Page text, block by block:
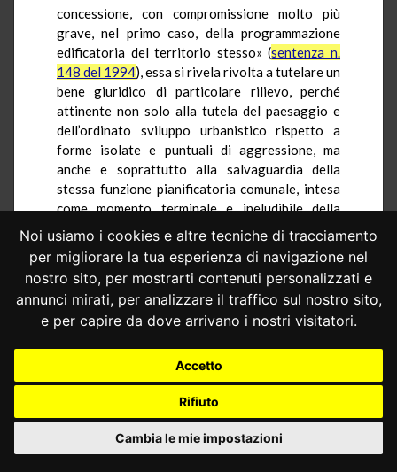
Noi usiamo i cookies e altre tecniche di tracciamento
per migliorare la tua esperienza di navigazione nel
nostro sito, per mostrarti contenuti personalizzati e
annunci mirati, per analizzare il traffico sul nostro sito,
e per capire da dove arrivano i nostri visitatori.
Accetto
Rifiuto
Cambia le mie impostazioni
concessione, con compromissione molto più
grave, nel primo caso, della programmazione
edificatoria del territorio stesso» (sentenza n.
148 del 1994), essa si rivela rivolta a tutelare un
bene giuridico di particolare rilievo, perché
attinente non solo alla tutela del paesaggio e
dell’ordinato sviluppo urbanistico rispetto a
forme isolate e puntuali di aggressione, ma
anche e soprattutto alla salvaguardia della
stessa funzione pianificatoria comunale, intesa
come momento terminale e ineludibile della
complessiva strategia di programmazione delle
forme di intervento sul territorio.
3.2.– In base a tali presupposti, la confisca
prevista dalla norma censurata è stata
inizialmente interpretata e applicata nel senso
che essa, anche con riguardo ai terzi acquirenti
delle aree illegittimamente frazionate o dei beni
abusivamente costruiti, potesse essere disposta
obiettivo costituito dal carattere abusivo
dell’opera, prescindendo così tanto da un
accertamento della sussistenza dell’elemento